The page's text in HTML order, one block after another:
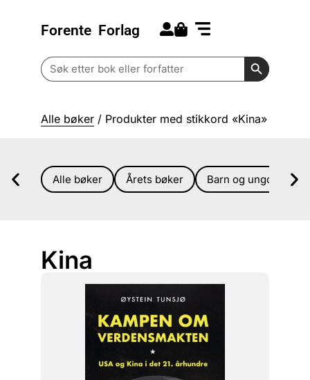
Forente Forlag
Search
for:
Search
Alle bøker / Produkter med stikkord «Kina»
Alle bøker Årets bøker Barn og ungdom
Kina